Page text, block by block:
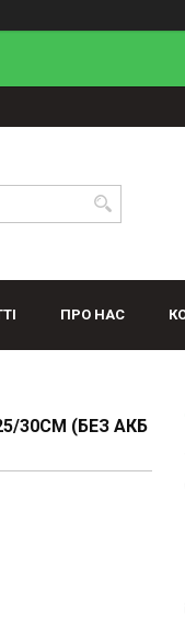
ПРО НАС
30СМ (БЕЗ АКБ